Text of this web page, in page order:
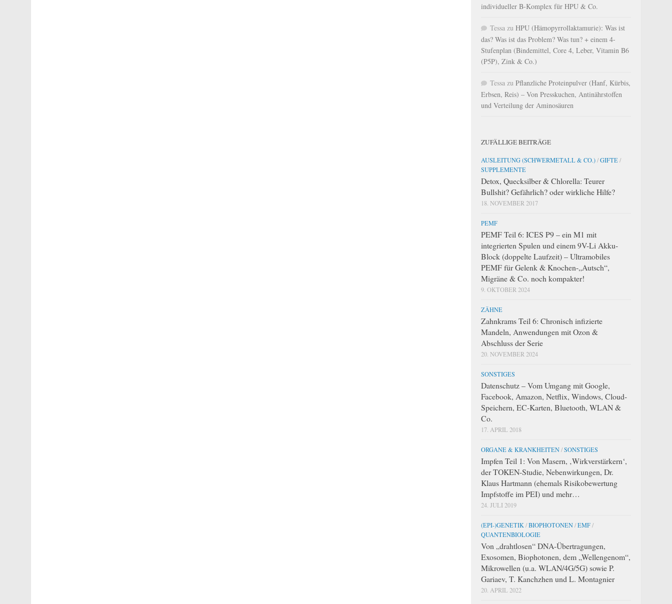
individueller B-Komplex für HPU & Co.
Tessa zu HPU (Hämopyrrollaktamurie): Was ist
das? Was ist das Problem? Was tun? + einem 4-
Stufenplan (Bindemittel, Core 4, Leber, Vitamin B6
(P5P), Zink & Co.)
Tessa zu Pflanzliche Proteinpulver (Hanf, Kürbis,
Erbsen, Reis) – Von Presskuchen, Antinährstoffen
und Verteilung der Aminosäuren
ZUFÄLLIGE BEITRÄGE
AUSLEITUNG (SCHWERMETALL & CO.)/GIFTE/
SUPPLEMENTE
Detox, Quecksilber & Chlorella: Teurer
Bullshit? Gefährlich? oder wirkliche Hilfe?
18. NOVEMBER 2017
PEMF
PEMF Teil 6: ICES P9 – ein M1 mit
integrierten Spulen und einem 9V-Li Akku-
Block (doppelte Laufzeit) – Ultramobiles
PEMF für Gelenk & Knochen-„Autsch“,
Migräne & Co. noch kompakter!
9. OKTOBER 2024
ZÄHNE
Zahnkrams Teil 6: Chronisch infizierte
Mandeln, Anwendungen mit Ozon &
Abschluss der Serie
20. NOVEMBER 2024
SONSTIGES
Datenschutz – Vom Umgang mit Google,
Facebook, Amazon, Netflix, Windows, Cloud-
Speichern, EC-Karten, Bluetooth, WLAN &
Co.
17. APRIL 2018
ORGANE & KRANKHEITEN/SONSTIGES
Impfen Teil 1: Von Masern, ‚Wirkverstärkern‘,
der TOKEN-Studie, Nebenwirkungen, Dr.
Klaus Hartmann (ehemals Risikobewertung
Impfstoffe im PEI) und mehr…
24. JULI 2019
(EPI-)GENETIK /BIOPHOTONEN/EMF/
QUANTENBIOLOGIE
Von „drahtlosen“ DNA-Übertragungen,
Exosomen, Biophotonen, dem „Wellengenom“,
Mikrowellen (u.a. WLAN/4G/5G) sowie P.
Gariaev, T. Kanchzhen und L. Montagnier
20. APRIL 2022